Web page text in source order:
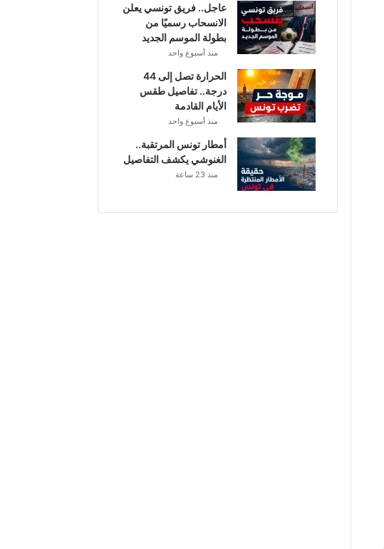
عاجل.. فريق تونسي يعلن
الانسحاب رسميًا من
بطولة الموسم الجديد
منذ أسبوع واحد
الحرارة تصل إلى 44
درجة.. تفاصيل طقس
الأيام القادمة
منذ أسبوع واحد
أمطار تونس المرتقبة..
الغنوشي يكشف التفاصيل
منذ 23 ساعة